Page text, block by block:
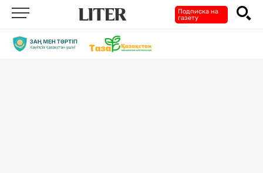
Подписка на
газету